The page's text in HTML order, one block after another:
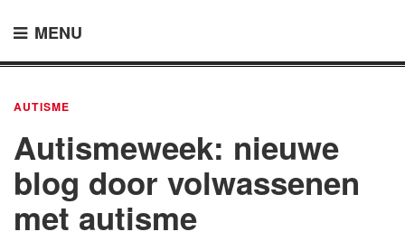
MENU
AUTISME
Autismeweek: nieuwe
blog door volwassenen
met autisme